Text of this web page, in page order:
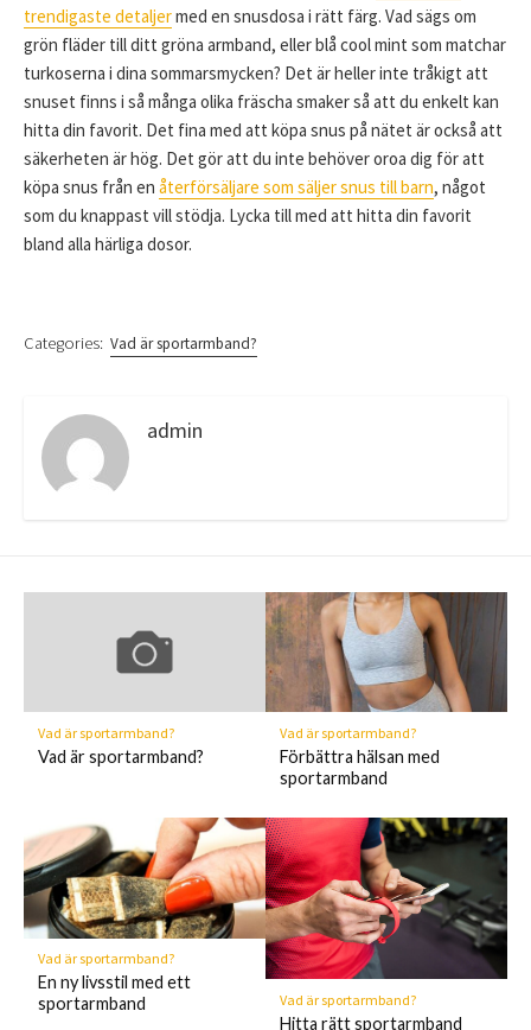
trendigaste detaljermed en snusdosa i rätt färg. Vad sägs om
grön fläder till ditt gröna armband, eller blå cool mint som matchar
turkoserna i dina sommarsmycken? Det är heller inte tråkigt att
snuset finns i så många olika fräscha smaker så att du enkelt kan
hitta din favorit. Det fina med att köpa snus på nätet är också att
säkerheten är hög. Det gör att du inte behöver oroa dig för att
köpa snus från en återförsäljare som säljer snus till barn, något
som du knappast vill stödja. Lycka till med att hitta din favorit
bland alla härliga dosor.
Categories: Vad är sportarmband?
admin
Vad är sportarmband?
Vad är sportarmband?
Vad är sportarmband?
Förbättra hälsan med
sportarmband
Vad är sportarmband?
En ny livsstil med ett
sportarmband
Vad är sportarmband?
Hitta rätt sportarmband